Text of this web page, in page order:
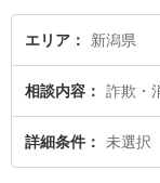
者問題に関係する投資詐
索もでき便利です。特
す。『新潟県で土日や
相談したい』『副業詐欺
い』『初回相談無料で
エリア 新潟県
相談内容 詐欺・
詳細条件 未選択